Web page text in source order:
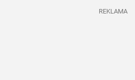
REKLAMA